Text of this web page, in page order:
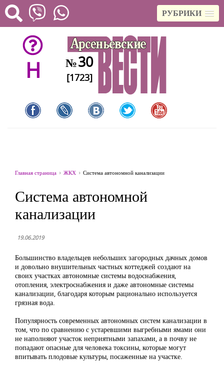
РУБРИКИ
H №30
[1723]
Главная страница ЖКХ Система автономной канализации
Система автономной
канализации
19.06.2019
Большинство владельцев небольших загородных дачных домов
и довольно внушительных частных коттеджей создают на
своих участках автономные системы водоснабжения,
отопления, электроснабжения и даже автономные системы
канализации, благодаря которым рационально используется
грязная вода.
Популярность современных автономных систем канализации в
том, что по сравнению с устаревшими выгребными ямами они
не наполняют участок неприятными запахами, а в почву не
попадают опасные для человека токсины, которые могут
впитывать плодовые культуры, посаженные на участке.